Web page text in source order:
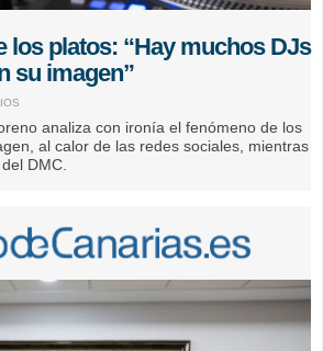
los platos: “Hay muchos DJs
su imagen”
analiza con ironía el fenómeno de los
al calor de las redes sociales, mientras
DMC.